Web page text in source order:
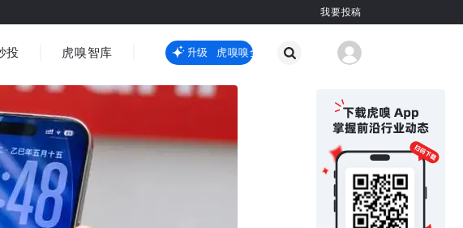
我要投稿
出海
国际热点
观点
投 虎嗅智库 虎嗅嗅全新升级 虎嗅嗅全新升级